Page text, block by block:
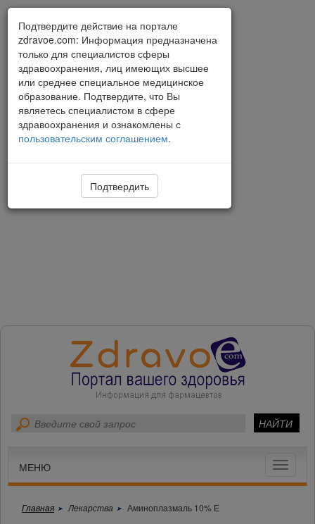
Toggle
МЕНЮ
Главная Лекарства Аминоплазмаль 10% Е
Подтвердите действие на портале
zdravoe.com: Информация предназначена
только для специалистов сферы
здравоохранения, лиц имеющих высшее
или среднее специальное медицинское
образование. Подтвердите, что Вы
являетесь специалистом в сфере
здравоохранения и ознакомлены с
пользовательским соглашением.
Подтвердить